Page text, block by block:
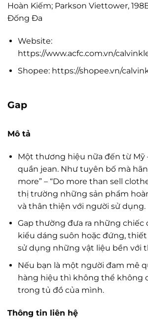
Hoàn Kiếm; Parkson Viettower,
Đống Đa
Website:
https://www.acfc.com.vn/
Shopee: https://shopee.vn/
Gap
Mô tả
Một thương hiệu nữa đến từ Mỹ
quần jean. Như tuyên bố mà
more” – “Do more than sell
thị trường những sản phẩm
và thân thiện với người sử dụng.
Gap thường đưa ra những chiếc
kiểu dáng suôn hoặc đứng,
sử dụng những vật liệu bền với
Nếu bạn là một người đam mê
hàng hiệu thì không thể không
trong tủ đồ của mình.
Thông tin liên hệ